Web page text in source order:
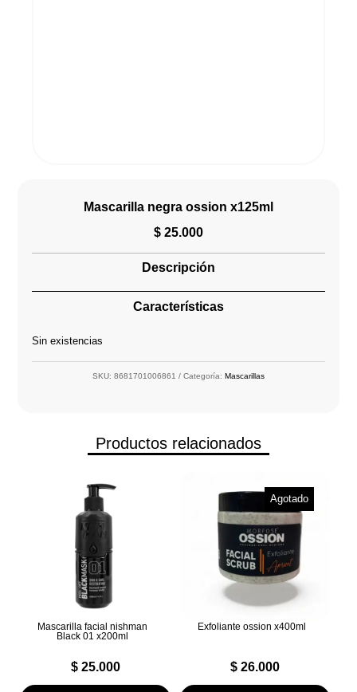
Mascarilla negra ossion x125ml
$ 25.000
Descripción
Características
Sin existencias
SKU: 8681701006861 Categoría: Mascarillas
Productos relacionados
Mascarilla facial nishman
Black 01 x200ml
$25.000
Agotado
Exfoliante ossion x400ml
$26.000